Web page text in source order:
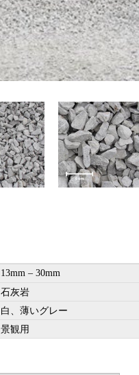
13mm – 30mm
石灰岩
白、薄いグレー
景観用